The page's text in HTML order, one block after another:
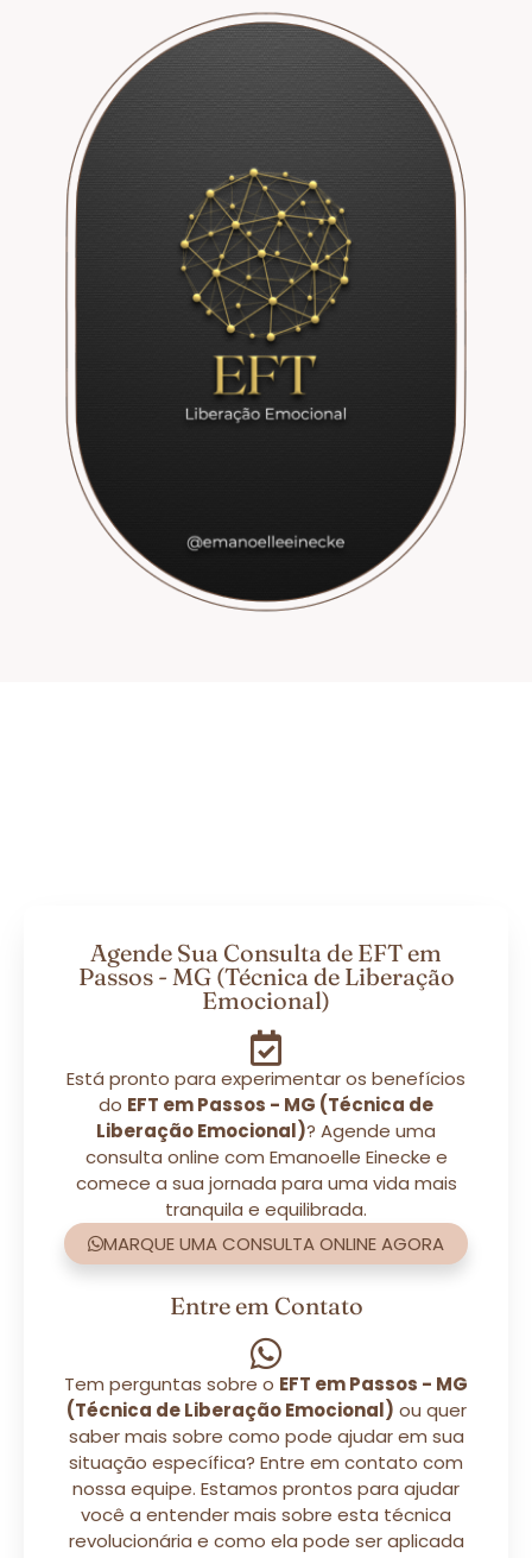
Agende Sua Consulta de EFT em
Passos - MG (Técnica de Liberação
Emocional)
Está pronto para experimentar os benefícios
do EFT em Passos - MG (Técnica de
Liberação Emocional)? Agende uma
consulta online com Emanoelle Einecke e
comece a sua jornada para uma vida mais
tranquila e equilibrada.
MARQUE UMA CONSULTA ONLINE AGORA
Entre em Contato
Tem perguntas sobre o EFT em Passos - MG
(Técnica de Liberação Emocional) ou quer
saber mais sobre como pode ajudar em sua
situação específica? Entre em contato com
nossa equipe. Estamos prontos para ajudar
você a entender mais sobre esta técnica
revolucionária e como ela pode ser aplicada